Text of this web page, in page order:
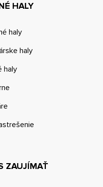
HALY
haly
haly
haly
ZAUJÍMAŤ